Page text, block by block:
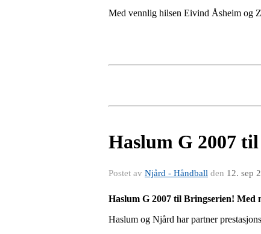
Med vennlig hilsen Eivind Åsheim og
Haslum G 2007
Postet av Njård - Håndball den 12. sep
Haslum G 2007 til Bringserien! Med
Haslum og Njård har partner